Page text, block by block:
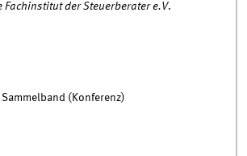
Fachinstitut der Steuerberater e.V.
(Konferenz)